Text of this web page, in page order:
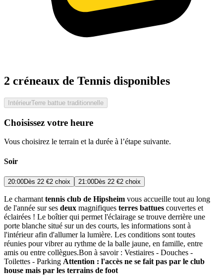
2 créneaux de Tennis disponibles
IntérieurTerre battue traditionnelle
Choisissez votre heure
Vous choisirez le terrain et la durée à l’étape suivante.
Soir
20:00Dès 22 €2 choix 21:00Dès 22 €2 choix
Le charmant tennis club de Hipsheim vous accueille tout au long
de l'année sur ses deux magnifiques terres battues couvertes et
éclairées ! Le boîtier qui permet l'éclairage se trouve derrière une
porte blanche situé sur un des courts, les informations sont à
l'intérieur afin d'allumer la lumière. Les conditions sont toutes
réunies pour vibrer au rythme de la balle jaune, en famille, entre
amis ou entre collègues.Bon à savoir : Vestiaires - Douches -
Toilettes - Parking Attention : l'accès ne se fait pas par le club
house mais par les terrains de foot